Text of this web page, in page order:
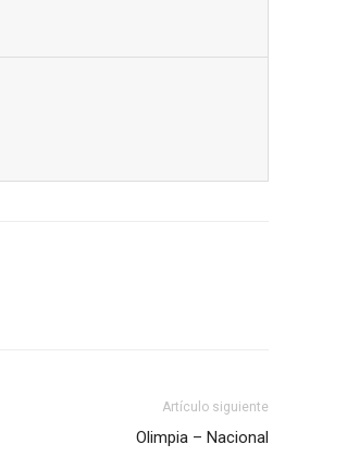
Artículo siguiente
Olimpia – Nacional